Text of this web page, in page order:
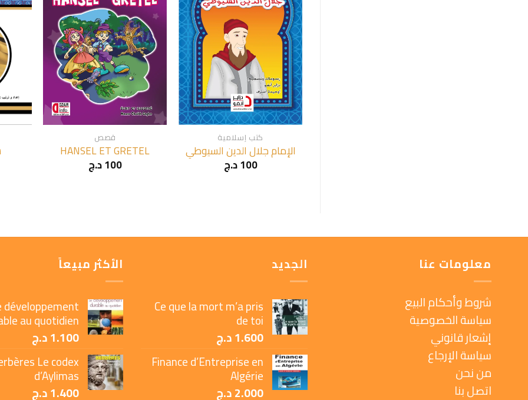
+
كتب إسلامية
الإمام جلال الدين السيوطي
100د.ج
+
قصص
HANSEL ET GRETEL
100د.ج
معلومات عنا
شروط وأحكام البيع
سياسة الخصوصية
إشعار قانوني
سياسة الإرجاع
من نحن
اتصل بنا
الجديد
Ce que la mort m’a pris
de toi
1.600د.ج
Finance d’Entreprise en
Algérie
2.000د.ج
الأكثر مبيعاً
développement
au quotidien
1.100د.ج
Le codex
d’Aylimas
1.400د.ج